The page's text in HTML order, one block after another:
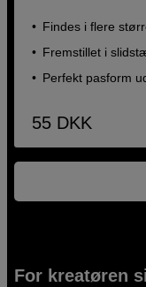
Findes i flere
Fremstillet i
Perfekt pasform
55 DKK
For kreatøren